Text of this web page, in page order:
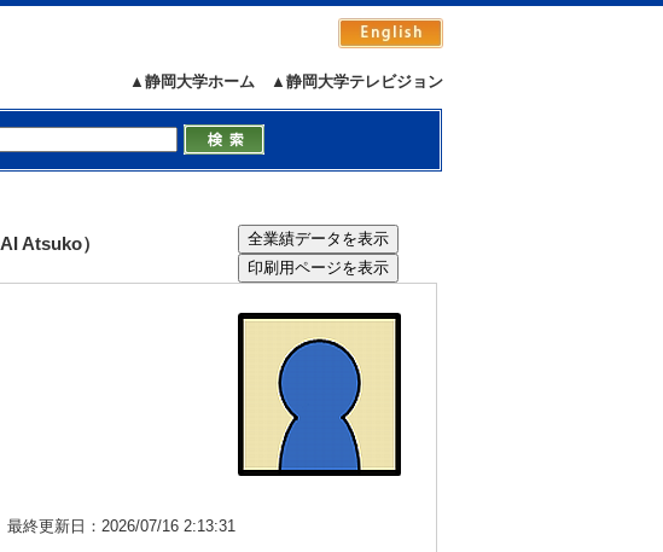
▲静岡大学テレビジョン
▲静岡大学ホーム
Atsuko）
最終更新日：2026/07/16 2:13:31